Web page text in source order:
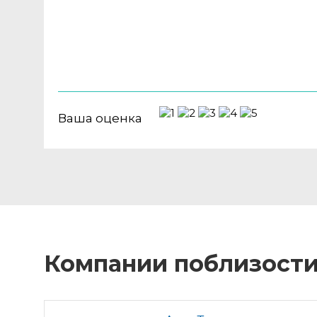
Ваша оценка
Компании поблизости